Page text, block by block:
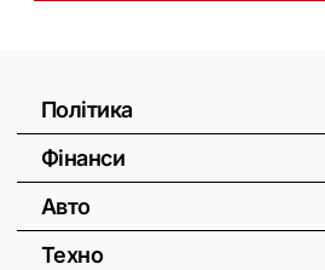
Політика
Фінанси
Авто
Техно